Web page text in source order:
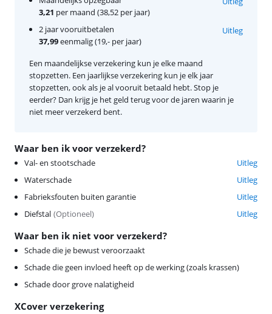
Waar ben ik voor verzekerd?
Val- en stootschade
Uitleg
Waterschade
Uitleg
Fabrieksfouten buiten garantie
Uitleg
Diefstal (Optioneel) Uitleg
Waar ben ik niet voor verzekerd?
Schade die je bewust veroorzaakt
Schade die geen invloed heeft op de werking (zoals krassen)
Schade door grove nalatigheid
XCover verzekering
3,21 per maand (38,52 per jaar)
2 jaar vooruitbetalen
37,99eenmalig (19,- per jaar)
Uitleg
Een maandelijkse verzekering kun je elke maand
stopzetten. Een jaarlijkse verzekering kun je elk jaar
stopzetten, ook als je al vooruit betaald hebt. Stop je
eerder? Dan krijg je het geld terug voor de jaren waarin je
niet meer verzekerd bent.